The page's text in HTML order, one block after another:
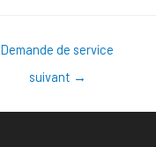
Demande de service
suivant →